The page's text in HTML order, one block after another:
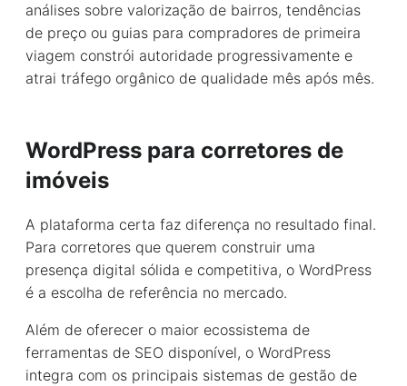
análises sobre valorização de bairros, tendências
de preço ou guias para compradores de primeira
viagem constrói autoridade progressivamente e
atrai tráfego orgânico de qualidade mês após mês.
WordPress para corretores de
imóveis
A plataforma certa faz diferença no resultado final.
Para corretores que querem construir uma
presença digital sólida e competitiva, o WordPress
é a escolha de referência no mercado.
Além de oferecer o maior ecossistema de
ferramentas de SEO disponível, o WordPress
integra com os principais sistemas de gestão de